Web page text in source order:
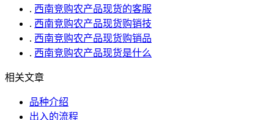
. 西南竞购农产品现货的客服
. 西南竞购农产品现货购销技
. 西南竞购农产品现货购销品
. 西南竞购农产品现货是什么
相关文章
品种介绍
出入的流程